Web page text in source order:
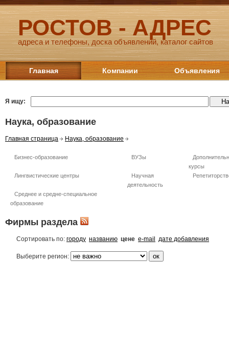
РОСТОВ - АДРЕС
адреса и телефоны, доска объявлений, каталог сайтов
Главная Компании Объявления
Я ищу:
Наука, образование
Главная страница Наука, образование
Бизнес-образование ВУЗы
курсы
Лингвистические центры
Научная
деятельность
Среднее и средне-специальное
образование
Фирмы раздела
Сортировать по: городу названию цене e-mail дате добавления
Выберите регион: